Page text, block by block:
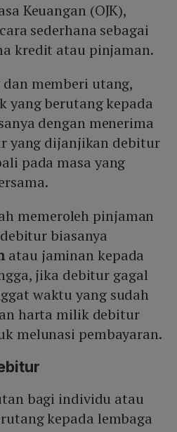
Keuangan (OJK),
sederhana sebagai
kredit atau pinjaman.
memberi utang,
yang berutang kepada
dengan menerima
yang dijanjikan debitur
pada masa yang
memeroleh pinjaman
biasanya
atau jaminan kepada
jika debitur gagal
waktu yang sudah
harta milik debitur
melunasi pembayaran.
bagi individu atau
kepada lembaga